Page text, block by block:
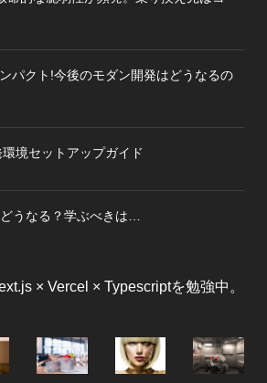
パクト!今後のモダン開発はどうなるの
境セットアップガイド
うなる？学ぶべきは…
× Vercel × Typescriptを勉強中。